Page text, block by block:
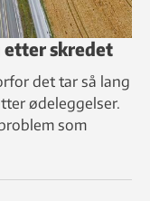
etter skredet
det tar så lang
ødeleggelser.
som